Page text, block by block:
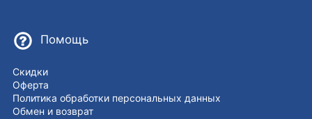
Помощь
Скидки
Оферта
Политика обработки персональных данных
Обмен и возврат